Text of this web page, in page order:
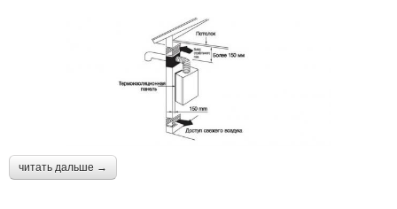
читать дальше →